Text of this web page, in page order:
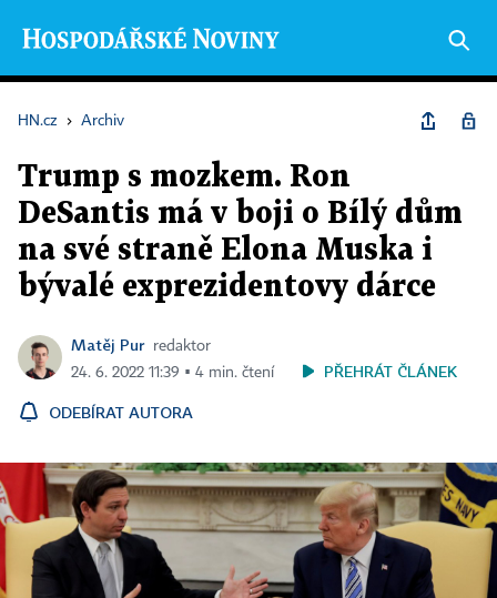
HN.cz › Archiv
Trump s mozkem. Ron
DeSantis má v boji o Bílý dům
na své straně Elona Muska i
bývalé exprezidentovy dárce
Matěj Pur
redaktor
24. 6. 2022 11:39 ▪ 4 min. čtení
PŘEHRÁT ČLÁNEK
ODEBÍRAT AUTORA